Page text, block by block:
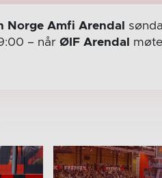
Norge Amfi Arendal
– når ØIF Arendal